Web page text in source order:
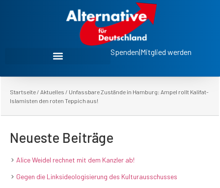
Spenden|Mitglied werden
Startseite / Aktuelles / Unfassbare Zustände in Hamburg: Ampel rollt Kalifat-
Islamisten den roten Teppich aus!
Neueste Beiträge
Alice Weidel rechnet mit dem Kanzler ab!
Gegen die Linksideologisierung des Kulturausschusses